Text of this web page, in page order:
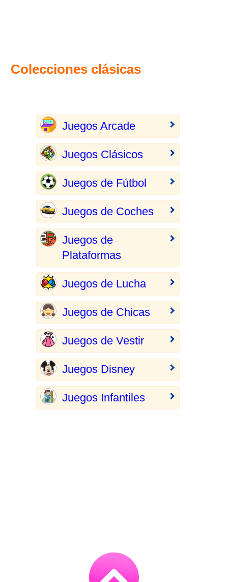
Colecciones clásicas
Juegos Arcade
Juegos Clásicos
Juegos de Fútbol
Juegos de Coches
Juegos de
Plataformas
Juegos de Lucha
Juegos de Chicas
Juegos de Vestir
Juegos Disney
Juegos Infantiles